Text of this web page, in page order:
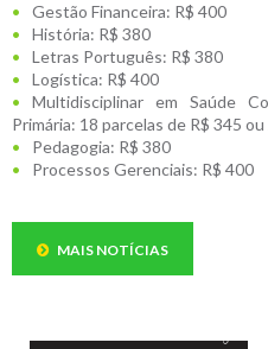
Gestão Financeira: R$ 400
História: R$ 380
Letras Português: R$ 380
Logística: R$ 400
Multidisciplinar em Saúde
Primária: 18 parcelas de R$ 345
Pedagogia: R$ 380
Processos Gerenciais: R$ 400
MAIS NOTÍCIAS